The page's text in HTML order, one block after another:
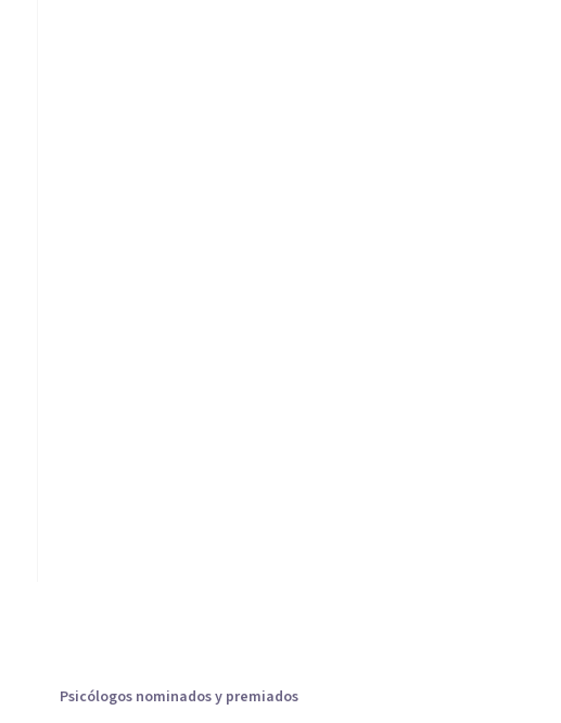
Psicólogos nominados y premiados